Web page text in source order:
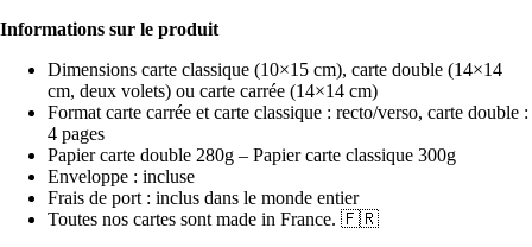
Informations sur le produit
Dimensions carte classique (10×15 cm), carte double (14×14
cm, deux volets) ou carte carrée (14×14 cm)
Format carte carrée et carte classique : recto/verso, carte double :
4 pages
Papier carte double 280g – Papier carte classique 300g
Enveloppe : incluse
Frais de port : inclus dans le monde entier
Toutes nos cartes sont made in France. 🇫🇷